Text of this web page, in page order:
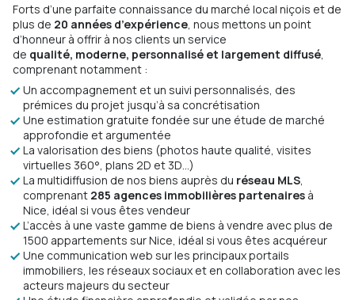
Forts d’une parfaite connaissance du marché local niçois et de
plus de 20 années d’expérience , nous mettons un point
d’honneur à offrir à nos clients un service
de qualité, moderne, personnalisé et largement diffusé
comprenant notamment :
Un accompagnement et un suivi personnalisés, des
prémices du projet jusqu’à sa concrétisation
Une estimation gratuite fondée sur une étude de marché
approfondie et argumentée
La valorisation des biens (photos haute qualité, visites
virtuelles 360°, plans 2D et 3D…)
La multidiffusion de nos biens auprès du réseau MLS,
comprenant 285 agences immobilières partenairesà
Nice, idéal si vous êtes vendeur
L’accès à une vaste gamme de biens à vendre avec plus de
1500 appartements sur Nice, idéal si vous êtes acquéreur
Une communication web sur les principaux portails
immobiliers, les réseaux sociaux et en collaboration avec les
acteurs majeurs du secteur